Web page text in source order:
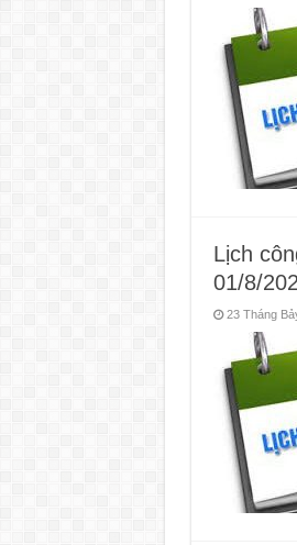
Lịch
01/8/
23 Tháng